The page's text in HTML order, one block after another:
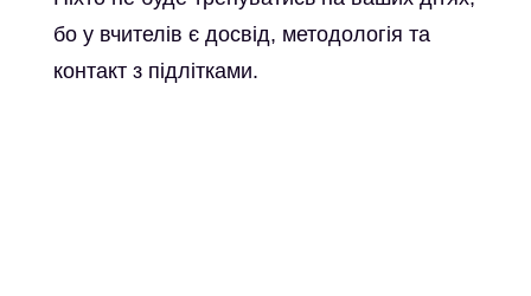
бо у вчителів є досвід, методологія та
контакт з підлітками.